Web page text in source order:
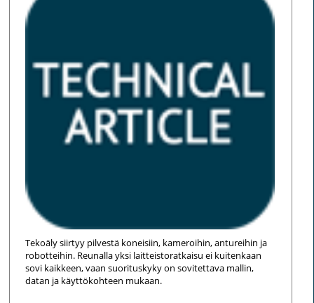
Tekoäly siirtyy pilvestä koneisiin, kameroihin, antureihin ja
robotteihin. Reunalla yksi laitteistoratkaisu ei kuitenkaan
sovi kaikkeen, vaan suorituskyky on sovitettava mallin,
datan ja käyttökohteen mukaan.